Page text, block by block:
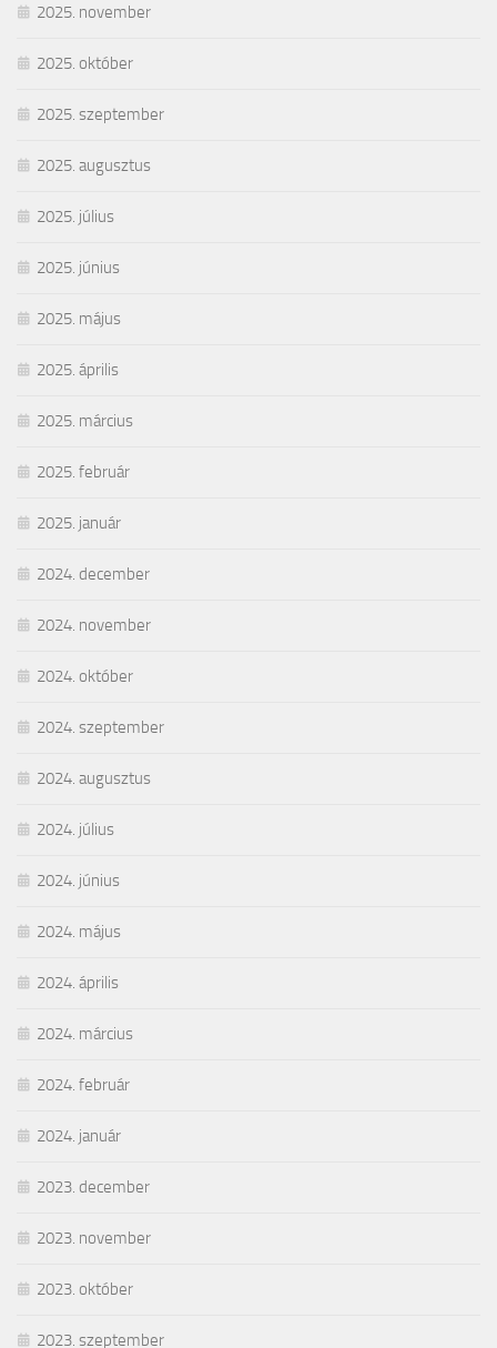
2025. november
2025. október
2025. szeptember
2025. augusztus
2025. július
2025. június
2025. május
2025. április
2025. március
2025. február
2025. január
2024. december
2024. november
2024. október
2024. szeptember
2024. augusztus
2024. július
2024. június
2024. május
2024. április
2024. március
2024. február
2024. január
2023. december
2023. november
2023. október
2023. szeptember